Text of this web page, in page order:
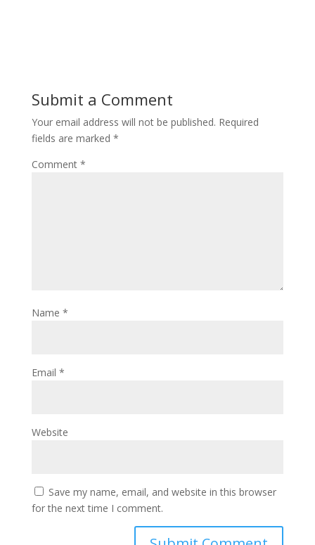
Submit a Comment
Your email address will not be published. Required
fields are marked *
Comment *
Name *
Email *
Website
Save my name, email, and website in this browser
for the next time I comment.